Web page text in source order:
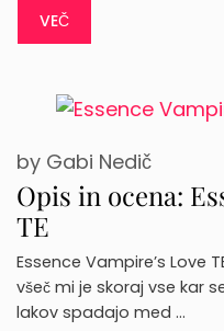
VEČ
Opis in ocena:
TE
by Gabi Nedič
Essence Vampire’s Love
všeč mi je skoraj vse kar
lakov spadajo med …